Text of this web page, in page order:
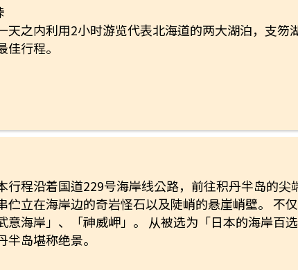
天之内利用2小时游览代表北海道的两大湖泊，支笏
佳行程。
行程沿着国道229号海岸线公路，前往积丹半岛的
伫立在海岸边的奇岩怪石以及陡峭的悬崖峭壁。 不
意海岸」、「神威岬」。 从被选为「日本的海岸百
半岛堪称绝景。